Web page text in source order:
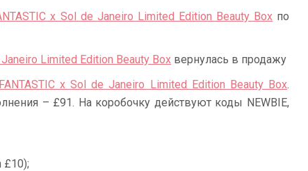
x Sol de Janeiro Limited Edition Beauty Boxпо
Janeiro Limited Edition Beauty Box вернулась в продажу
x Sol de Janeiro Limited Edition Beauty Box.
– £91. На коробочку действуют коды NEWBIE,
£10);